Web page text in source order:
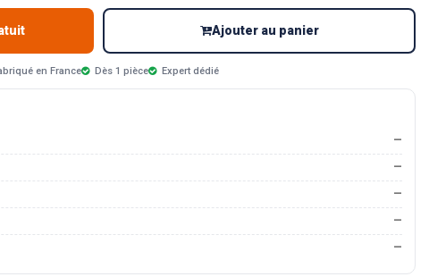
Ajouter au panier
en France Dès 1 pièce Expert dédié
—
—
—
—
—